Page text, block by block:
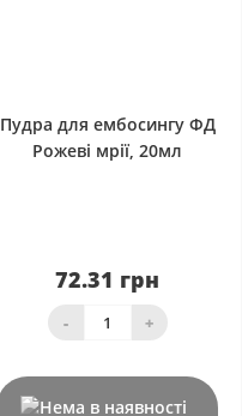
Пудра для ембосингу ФД
Рожеві мрії, 20мл
72.31 грн
- +